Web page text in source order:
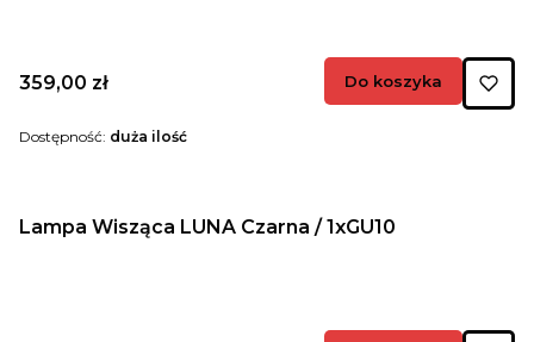
Cena
359,00 zł Do koszyka
Dostępność: duża ilość
Lampa Wisząca LUNA Czarna / 1xGU10